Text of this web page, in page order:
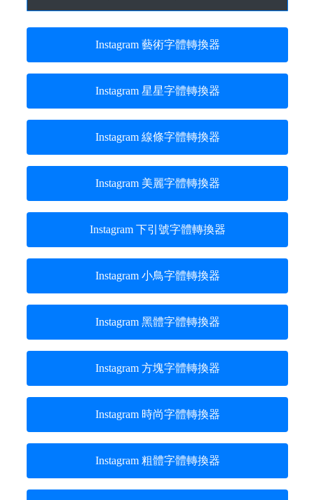
Instagram 藝術字體轉換器
Instagram 星星字體轉換器
Instagram 線條字體轉換器
Instagram 美麗字體轉換器
Instagram 下引號字體轉換器
Instagram 小鳥字體轉換器
Instagram 黑體字體轉換器
Instagram 方塊字體轉換器
Instagram 時尚字體轉換器
Instagram 粗體字體轉換器